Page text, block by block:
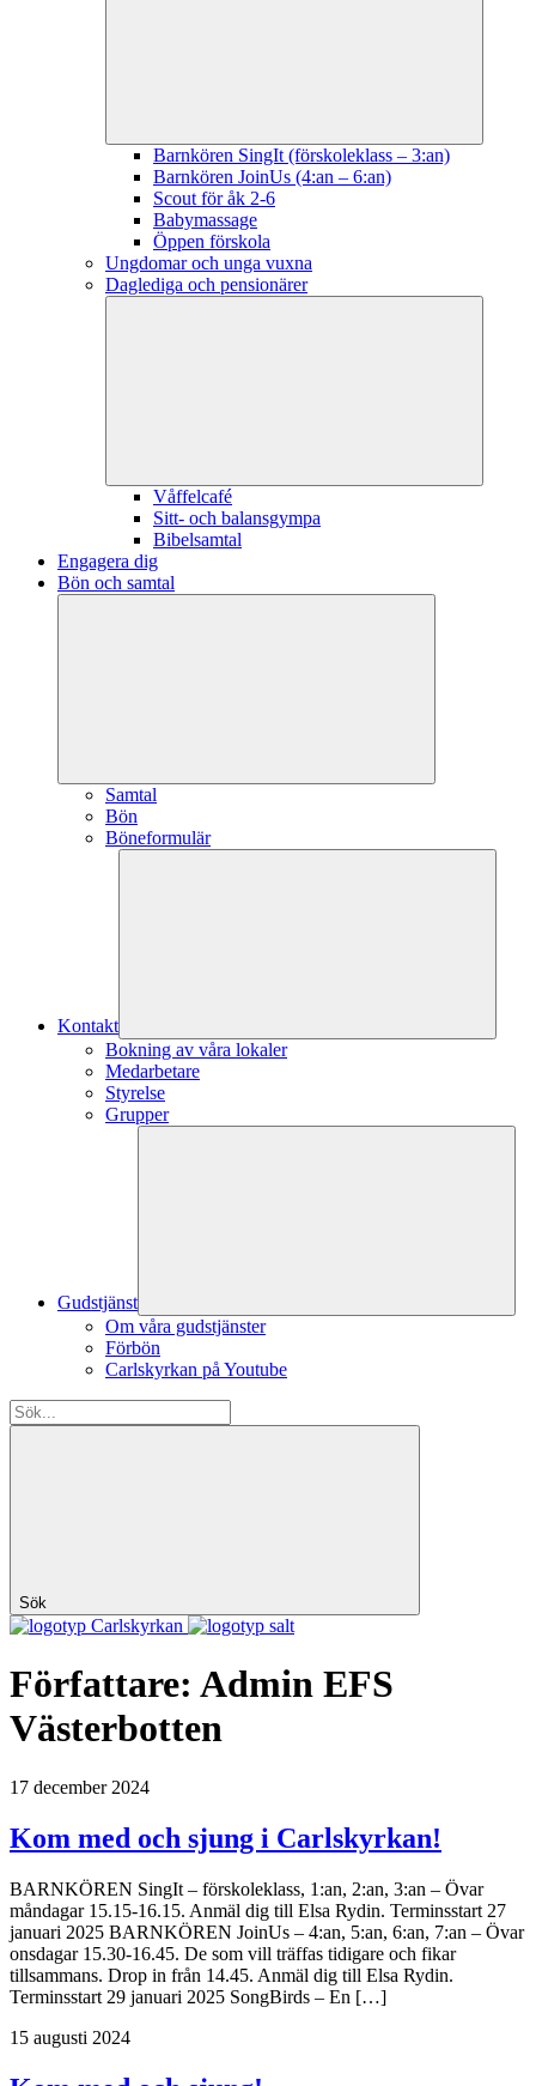
Barnkören SingIt (förskoleklass – 3:an)
Barnkören JoinUs (4:an – 6:an)
Scout för åk 2-6
Babymassage
Öppen förskola
Ungdomar och unga vuxna
Daglediga och pensionärer
Våffelcafé
Sitt- och balansgympa
Bibelsamtal
Engagera dig
Bön och samtal
Samtal
Bön
Böneformulär
Kontakt
Bokning av våra lokaler
Medarbetare
Styrelse
Grupper
Gudstjänst
Om våra gudstjänster
Förbön
Carlskyrkan på Youtube
Sök
Carlskyrkan
Författare: Admin EFS
Västerbotten
17 december 2024
Kom med och sjung i Carlskyrkan!
BARNKÖREN SingIt – förskoleklass, 1:an, 2:an, 3:an – Övar
måndagar 15.15-16.15. Anmäl dig till Elsa Rydin. Terminsstart 27
januari 2025 BARNKÖREN JoinUs – 4:an, 5:an, 6:an, 7:an – Övar
onsdagar 15.30-16.45. De som vill träffas tidigare och fikar
tillsammans. Drop in från 14.45. Anmäl dig till Elsa Rydin.
Terminsstart 29 januari 2025 SongBirds – En […]
15 augusti 2024